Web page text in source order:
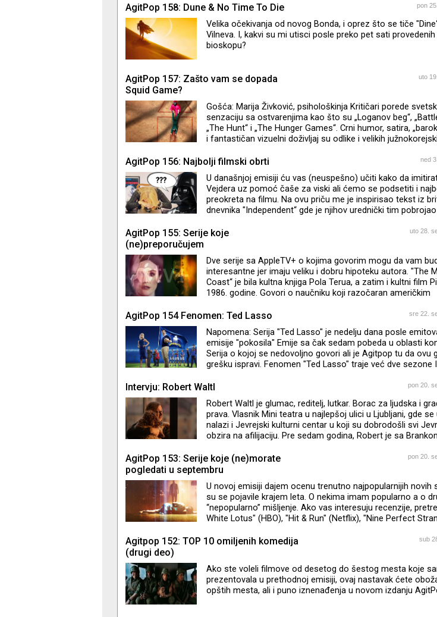
AgitPop 158: Dune & No Time To Die pon
Velika očekivanja od novog Bonda, i oprez što se tiče
Vilneva. I, kakvi su mi utisci posle preko pet sati provedenih
bioskopu?
AgitPop 157: Zašto vam se dopada
Squid Game?
uto
Gošća: Marija Živković, psihološkinja Kritičari porede
senzaciju sa ostvarenjima kao što su „Loganov beg“,
„The Hunt“ i „The Hunger Games“. Crni humor, satira,
i fantastičan vizuelni doživljaj su odlike i velikih
analitičari se pitaju zašto je „Squid Game“ ovako odjeknuo
otupelošću na smrt, odnosima Seula i Pjongjanga…Da li su
AgitPop 156: Najbolji filmski obrti ned
U današnjoj emisiji ću vas (neuspešno) učiti kako da
Vejdera uz pomoć čaše za viski ali ćemo se podsetiti i
preokreta na filmu. Na ovu priču me je inspirisao tekst iz
dnevnika "Independent“ gde je njihov urednički tim
se i ne nalaze na spisku kolega iz Engleske
AgitPop 155: Serije koje
(ne)preporučujem
uto 28.
Dve serije sa AppleTV+ o kojima govorim mogu da vam
interesantne jer imaju veliku i dobru hipoteku autora. "The
Coast“ je bila kultna knjiga Pola Terua, a zatim i kultni film
1986. godine. Govori o naučniku koji razočaran američkim
komaraca. Naravno, tamo se suočavaju sa novim i
učestvovao u pisanju scenarija. Glavnu ulogu igra njegov
Džastin Teru. "Lisey’s Stor
AgitPop 154 Fenomen: Ted Lasso sre 22.
Napomena: Serija "Ted Lasso" je nedelju dana posle
emisije "pokosila" Emije sa čak sedam pobeda u oblasti
Serija o kojoj se nedovoljno govori ali je Agitpop tu da ovu
grešku ispravi. Fenomen "Ted Lasso" traje već dve sezone
TV+ Jason Sudeikis je u međuvremenu raskinuo sa svojom
Stajlsu, ali je zato ostvario neverovatan uspeh likom Teda
kre
Intervju: Robert Waltl pon 20.
Robert Waltl je glumac, reditelj, lutkar. Borac za ljudska i
prava. Vlasnik Mini teatra u najlepšoj ulici u Ljubljani, gde se
nalazi i Jevrejski kulturni centar u koji su dobrodošli svi
obzira na afilijaciju. Pre sedam godina, Robert je sa
Hišu strpnosti - Kuću tolerancije. Ovo je filmski festival ali i
jevrejske kulture i promocije tolerancije. Održavaju se
AgitPop 153: Serije koje (ne)morate
pogledati u septembru
pon 20.
U novoj emisiji dajem ocenu trenutno najpopularnijih novih
su se pojavile krajem leta. O nekima imam popularno a o
“nepopularno” mišljenje. Ako vas interesuju recenzije,
White Lotus" (HBO), "Hit & Run" (Netflix), "Nine Perfect
Agitpop 152: TOP 10 omiljenih komedija
(drugi deo)
sub
Ako ste voleli filmove od desetog do šestog mesta koje
prezentovala u prethodnoj emisiji, ovaj nastavak ćete
opštih mesta, ali i puno iznenađenja u novom izdanju